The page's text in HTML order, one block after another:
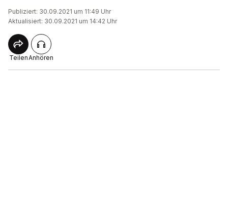
Publiziert: 30.09.2021 um 11:49 Uhr
Aktualisiert: 30.09.2021 um 14:42 Uhr
TeilenAnhören